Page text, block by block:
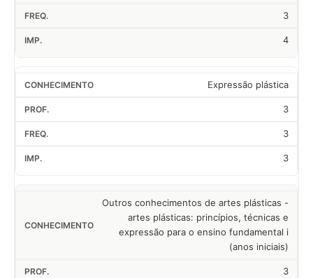
3
4
Expressão plástica
3
3
3
Outros conhecimentos de artes plásticas -
artes plásticas: princípios, técnicas e
expressão para o ensino fundamental i
(anos iniciais)
3